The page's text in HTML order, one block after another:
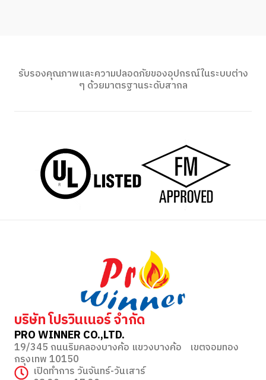
รับรองคุณภาพและความปลอดภัยของอุปกรณ์ในระบบต่าง
ๆ ด้วยมาตรฐานระดับสากล
บริษัท โปรวินเนอร์ จำกัด
PRO WINNER CO.,LTD.
19/345 ถนนริมคลองบางค้อ แขวงบางค้อ เขตจอมทอง
กรุงเทพ 10150
เปิดทำการ วันจันทร์-วันเสาร์